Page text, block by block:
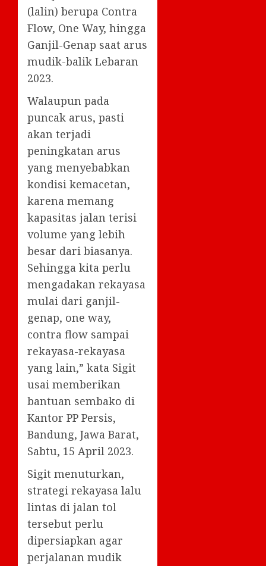
(lalin) berupa Contra
Flow, One Way, hingga
Ganjil-Genap saat arus
mudik-balik Lebaran
2023.
Walaupun pada
puncak arus, pasti
akan terjadi
peningkatan arus
yang menyebabkan
kondisi kemacetan,
karena memang
kapasitas jalan terisi
volume yang lebih
besar dari biasanya.
Sehingga kita perlu
mengadakan rekayasa
mulai dari ganjil-
genap, one way,
contra flow sampai
rekayasa-rekayasa
yang lain,” kata Sigit
usai memberikan
bantuan sembako di
Kantor PP Persis,
Bandung, Jawa Barat,
Sabtu, 15 April 2023.
Sigit menuturkan,
strategi rekayasa lalu
lintas di jalan tol
tersebut perlu
dipersiapkan agar
perjalanan mudik